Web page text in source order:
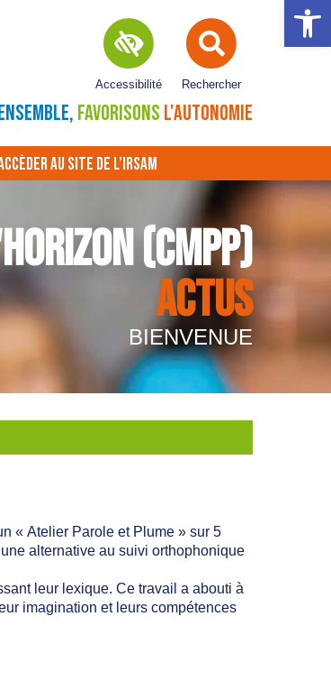
Ouvrir
Rechercher
Accessibilité
FAVORISONS L'AUTONOMIE
AU SITE DE L’IRSAM
(CMPP)
ACTUS
BIENVENUE
« Atelier Parole et Plume » sur 5
alternative au suivi orthophonique
leur lexique. Ce travail a abouti à
imagination et leurs compétences